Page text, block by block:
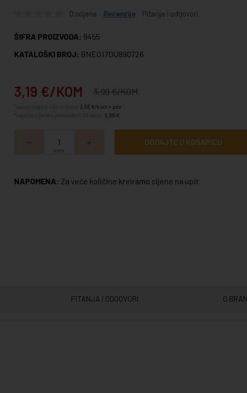
0 ocjena Recenzije Pitanja i odgovori
ŠIFRA PROIZVODA: 9455
KATALOŠKI BROJ: BNEO17DU890726
3,19 €/KOM 3,99 €/KOM
2,55 €/kom + pdv
3,99 €
kom
DODAJTE U KOŠARICU
NAPOMENA: Za veće količine kreiramo cijene na upit
PITANJA I ODGOVORI O